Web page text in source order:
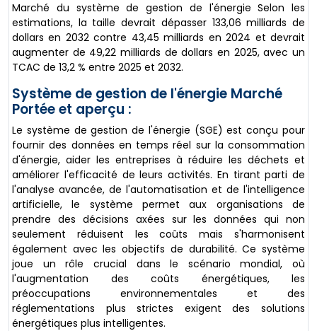
Marché du système de gestion de l'énergie Selon les
estimations, la taille devrait dépasser 133,06 milliards de
dollars en 2032 contre 43,45 milliards en 2024 et devrait
augmenter de 49,22 milliards de dollars en 2025, avec un
TCAC de 13,2 % entre 2025 et 2032.
Système de gestion de l'énergie Marché
Portée et aperçu :
Le système de gestion de l'énergie (SGE) est conçu pour
fournir des données en temps réel sur la consommation
d'énergie, aider les entreprises à réduire les déchets et
améliorer l'efficacité de leurs activités. En tirant parti de
l'analyse avancée, de l'automatisation et de l'intelligence
artificielle, le système permet aux organisations de
prendre des décisions axées sur les données qui non
seulement réduisent les coûts mais s'harmonisent
également avec les objectifs de durabilité. Ce système
joue un rôle crucial dans le scénario mondial, où
l'augmentation des coûts énergétiques, les
préoccupations environnementales et des
réglementations plus strictes exigent des solutions
énergétiques plus intelligentes.